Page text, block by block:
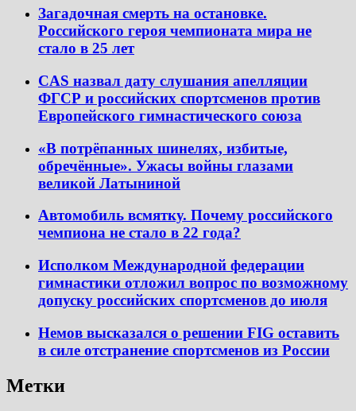
Загадочная смерть на остановке.
Российского героя чемпионата мира не
стало в 25 лет
CAS назвал дату слушания апелляции
ФГСР и российских спортсменов против
Европейского гимнастического союза
«В потрёпанных шинелях, избитые,
обречённые». Ужасы войны глазами
великой Латыниной
Автомобиль всмятку. Почему российского
чемпиона не стало в 22 года?
Исполком Международной федерации
гимнастики отложил вопрос по возможному
допуску российских спортсменов до июля
Немов высказался о решении FIG оставить
в силе отстранение спортсменов из России
Метки